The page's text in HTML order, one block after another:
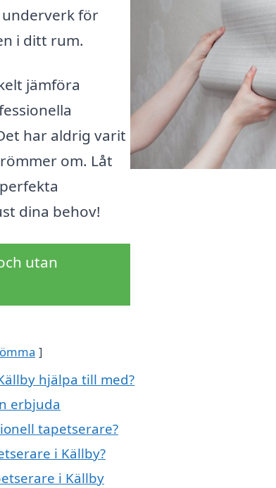
för
i ditt rum.
jämföra
har aldrig varit
om. Låt
dina behov!
utan
hjälpa till med?
erbjuda
tapetserare?
i Källby?
i Källby